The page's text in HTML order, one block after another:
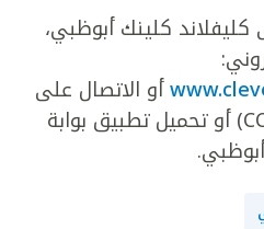
كلينك أبوظبي،
أو الاتصال على
الرقم 8002223 (800 CCAD) أو تحميل تطبيق بوابة